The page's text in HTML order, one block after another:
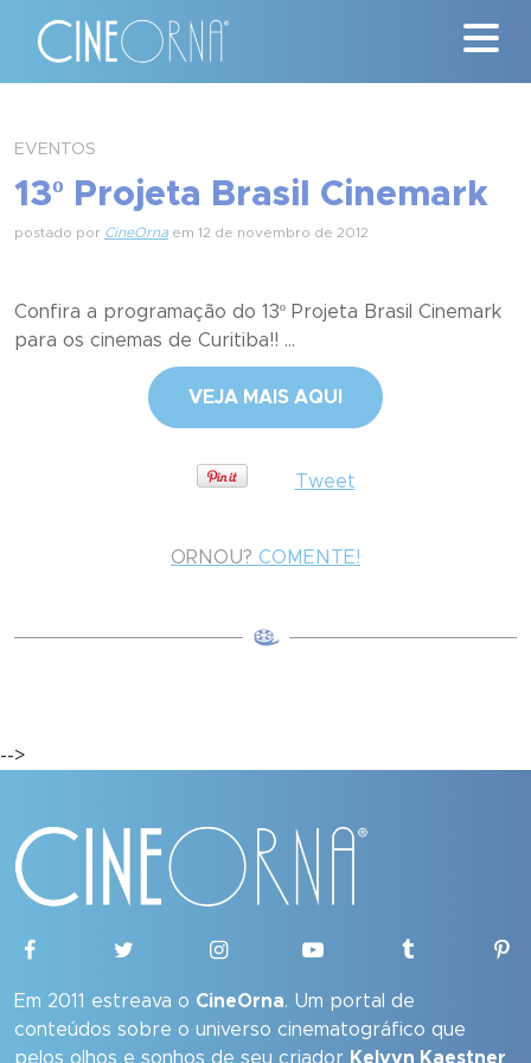
News
Quem Somos
Nossa História
EVENTOS
13º Projeta Brasil Cinemark
postado por CineOrna em 12 de novembro de 2012
Confira a programação do 13º Projeta Brasil Cinemark
para os cinemas de Curitiba!! ...
VEJA MAIS AQUI
Tweet
ORNOU? COMENTE!
-->
Em 2011 estreava o CineOrna. Um portal de
conteúdos sobre o universo cinematográfico que
pelos olhos e sonhos de seu criador Kelvyn Kaestner